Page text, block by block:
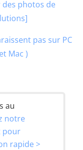
photos de
pas sur PC
Mac )
au
notre
pour
rapide >